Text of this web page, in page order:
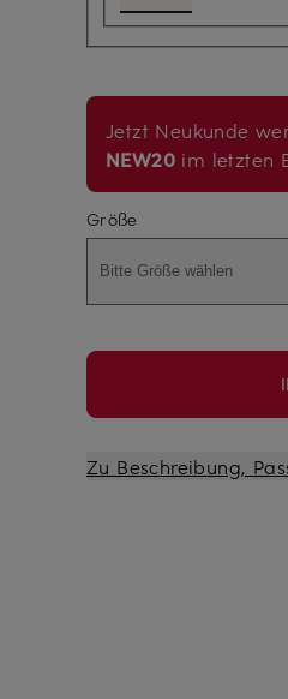
Jetzt Neukunde
NEW20 im letzten
Größe
Bitte Größe wählen
Zu Beschreibung,